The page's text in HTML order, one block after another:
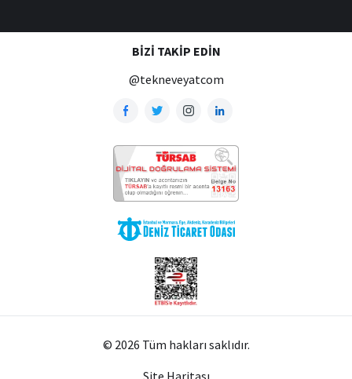
BIZI TAKIP EDIN
@tekneveyatcom
© 2026 Tüm hakları saklıdır.